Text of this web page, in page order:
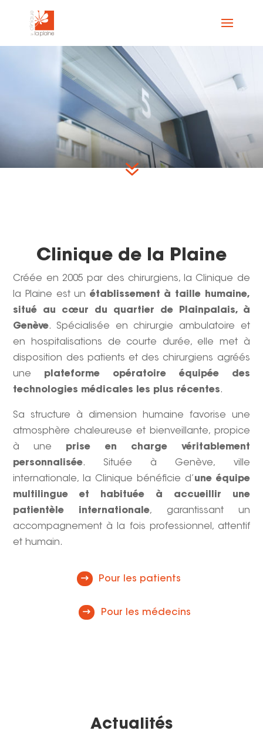
7
Clinique de la Plaine
Créée en 2005 par des chirurgiens, la Clinique de
la Plaine est un établissement à taille humaine,
situé au cœur du quartier de Plainpalais, à
Genève. Spécialisée en chirurgie ambulatoire et
en hospitalisations de courte durée, elle met à
disposition des patients et des chirurgiens agréés
une plateforme opératoire équipée des
technologies médicales les plus récentes.
Sa structure à dimension humaine favorise une
atmosphère chaleureuse et bienveillante, propice
à une prise en charge véritablement
personnalisée. Située à Genève, ville
internationale, la Clinique bénéficie d’une équipe
multilingue et habituée à accueillir une
patientèle internationale, garantissant un
accompagnement à la fois professionnel, attentif
et humain.
Pour les patients
Pour les médecins
Actualités